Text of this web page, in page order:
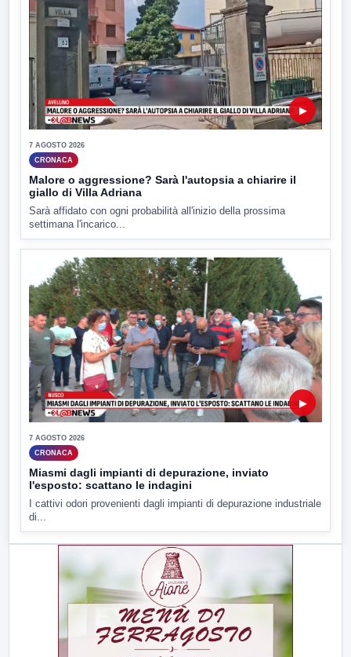
▶
7 AGOSTO 2026
CRONACA
Malore o aggressione? Sarà l'autopsia a chiarire il
giallo di Villa Adriana
Sarà affidato con ogni probabilità all'inizio della prossima
settimana l'incarico...
▶
7 AGOSTO 2026
CRONACA
Miasmi dagli impianti di depurazione, inviato
l'esposto: scattano le indagini
I cattivi odori provenienti dagli impianti di depurazione industriale
di...